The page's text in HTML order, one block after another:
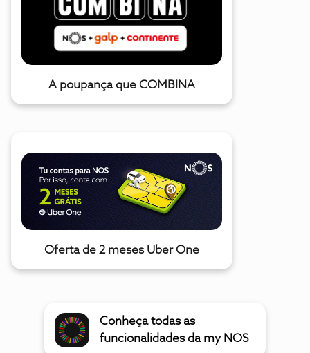
A poupança que COMBINA
Oferta de 2 meses Uber One
Conheça todas as
funcionalidades da my NOS